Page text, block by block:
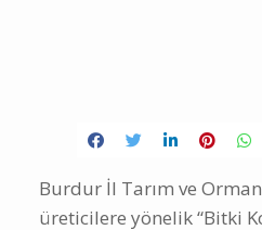
Burdur İl Tarım ve
üreticilere yönelik “Bitki